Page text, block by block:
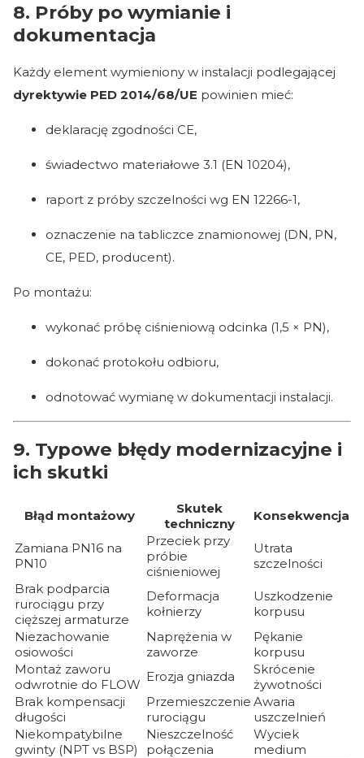
8. Próby po wymianie i
dokumentacja
Każdy element wymieniony w instalacji podlegającej
dyrektywie PED 2014/68/UE powinien mieć:
deklarację zgodności CE,
świadectwo materiałowe 3.1 (EN 10204),
raport z próby szczelności wg EN 12266-1,
oznaczenie na tabliczce znamionowej (DN, PN,
CE, PED, producent).
Po montażu:
wykonać próbę ciśnieniową odcinka (1,5 × PN),
dokonać protokołu odbioru,
odnotować wymianę w dokumentacji instalacji.
9. Typowe błędy modernizacyjne i
ich skutki
Błąd montażowy
Skutek
techniczny
Konsekwencja
Zamiana PN16 na
PN10
Przeciek przy
próbie
ciśnieniowej
Utrata
szczelności
Brak podparcia
rurociągu przy
cięższej armaturze
Deformacja
kołnierzy
Uszkodzenie
korpusu
Niezachowanie
osiowości
Naprężenia w
zaworze
Pękanie
korpusu
Montaż zaworu
odwrotnie do FLOW
Erozja gniazda
Skrócenie
żywotności
Brak kompensacji
długości
Przemieszczenie
rurociągu
Awaria
uszczelnień
Niekompatybilne
gwinty (NPT vs BSP)
Nieszczelność
połączenia
Wyciek
medium